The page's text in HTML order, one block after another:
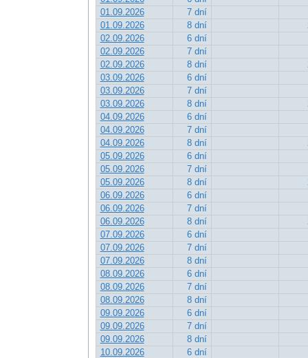
01.09.2026
7 dní
01.09.2026
8 dní
02.09.2026
6 dní
02.09.2026
7 dní
02.09.2026
8 dní
03.09.2026
6 dní
03.09.2026
7 dní
03.09.2026
8 dní
04.09.2026
6 dní
04.09.2026
7 dní
04.09.2026
8 dní
05.09.2026
6 dní
05.09.2026
7 dní
05.09.2026
8 dní
06.09.2026
6 dní
06.09.2026
7 dní
06.09.2026
8 dní
07.09.2026
6 dní
07.09.2026
7 dní
07.09.2026
8 dní
08.09.2026
6 dní
08.09.2026
7 dní
08.09.2026
8 dní
09.09.2026
6 dní
09.09.2026
7 dní
09.09.2026
8 dní
10.09.2026
6 dní